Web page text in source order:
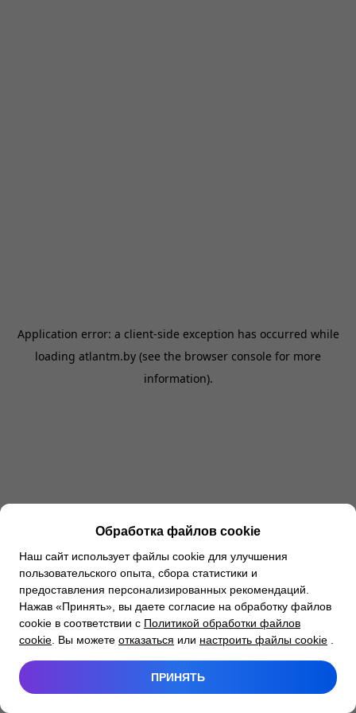
Application error: a client-side exception has occurred while
loading atlantm.by (see the browser console for more
information).
Обработка файлов cookie
Наш сайт использует файлы cookie для улучшения
пользовательского опыта, сбора статистики и
предоставления персонализированных рекомендаций.
Нажав «Принять», вы даете согласие на обработку файлов
cookie в соответствии с Политикой обработки файлов
cookie . Вы можете отказаться или настроить файлы cookie
ПРИНЯТЬ